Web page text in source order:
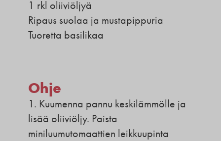
1 rkl oliiviöljyä
Ripaus suolaa ja mustapippuria
Tuoretta basilikaa
Ohje
1. Kuumenna pannu keskilämmölle ja
lisää oliiviöljy. Paista
miniluumutomaattien leikkuupinta